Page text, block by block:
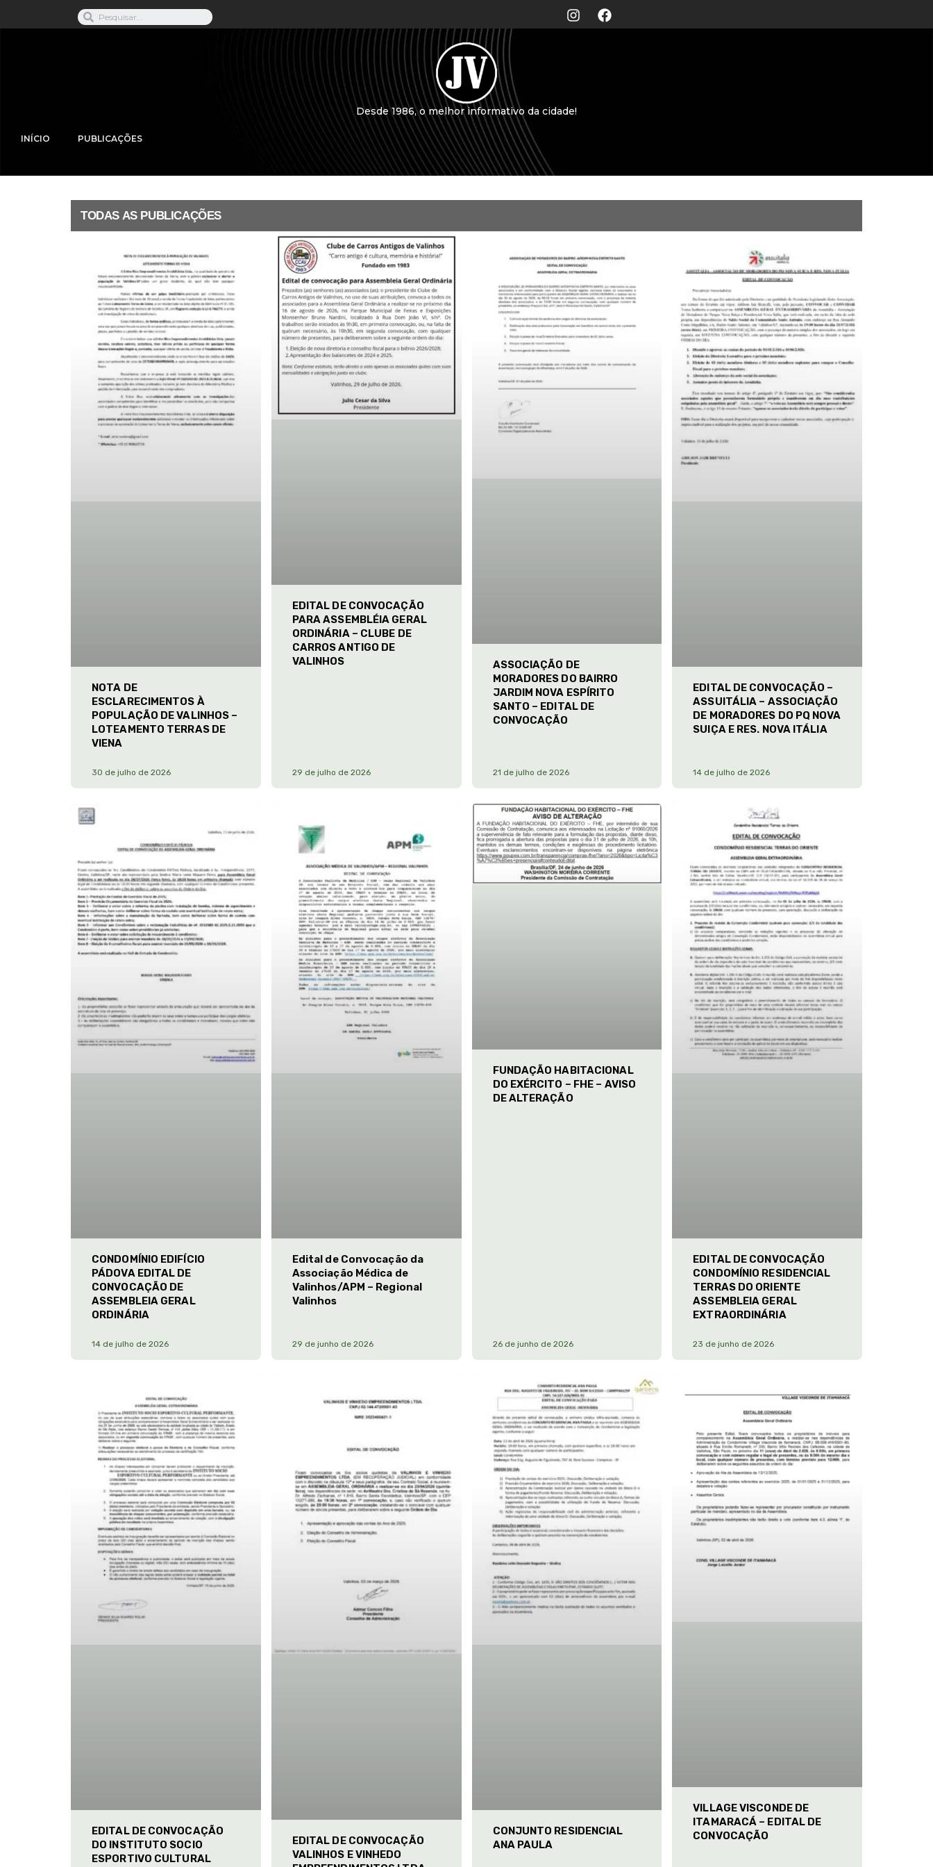
Desde 1986, o melhor informativo da cidade!
INÍCIO PUBLICAÇÕES
TODAS AS PUBLICAÇÕES
NOTA DE
ESCLARECIMENTOS À
POPULAÇÃO DE VALINHOS –
LOTEAMENTO TERRAS DE
VIENA
30 de julho de 2026
EDITAL DE CONVOCAÇÃO
PARA ASSEMBLÉIA GERAL
ORDINÁRIA – CLUBE DE
CARROS ANTIGO DE
VALINHOS
29 de julho de 2026
ASSOCIAÇÃO DE
MORADORES DO BAIRRO
JARDIM NOVA ESPÍRITO
SANTO – EDITAL DE
CONVOCAÇÃO
21 de julho de 2026
EDITAL DE CONVOCAÇÃO –
ASSUITÁLIA – ASSOCIAÇÃO
DE MORADORES DO PQ NOVA
SUIÇA E RES. NOVA ITÁLIA
14 de julho de 2026
CONDOMÍNIO EDIFÍCIO
PÁDOVA EDITAL DE
CONVOCAÇÃO DE
ASSEMBLEIA GERAL
ORDINÁRIA
14 de julho de 2026
Edital de Convocação da
Associação Médica de
Valinhos/APM – Regional
Valinhos
29 de junho de 2026
FUNDAÇÃO HABITACIONAL
DO EXÉRCITO – FHE – AVISO
DE ALTERAÇÃO
26 de junho de 2026
EDITAL DE CONVOCAÇÃO
CONDOMÍNIO RESIDENCIAL
TERRAS DO ORIENTE
ASSEMBLEIA GERAL
EXTRAORDINÁRIA
23 de junho de 2026
EDITAL DE CONVOCAÇÃO
DO INSTITUTO SOCIO
ESPORTIVO CULTURAL
EDITAL DE CONVOCAÇÃO
VALINHOS E VINHEDO
CONJUNTO RESIDENCIAL
ANA PAULA
VILLAGE VISCONDE DE
ITAMARACÁ – EDITAL DE
CONVOCAÇÃO